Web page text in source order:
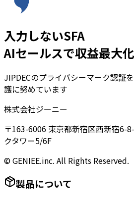
入力しないSFA
AIセールスで収益最大化
JIPDECのプライバシーマーク認証
護に努めています
株式会社ジーニー
〒163-6006 東京都新宿区西新宿6-
クタワー5/6F
© GENIEE.inc. All Rights Reserved.
製品について